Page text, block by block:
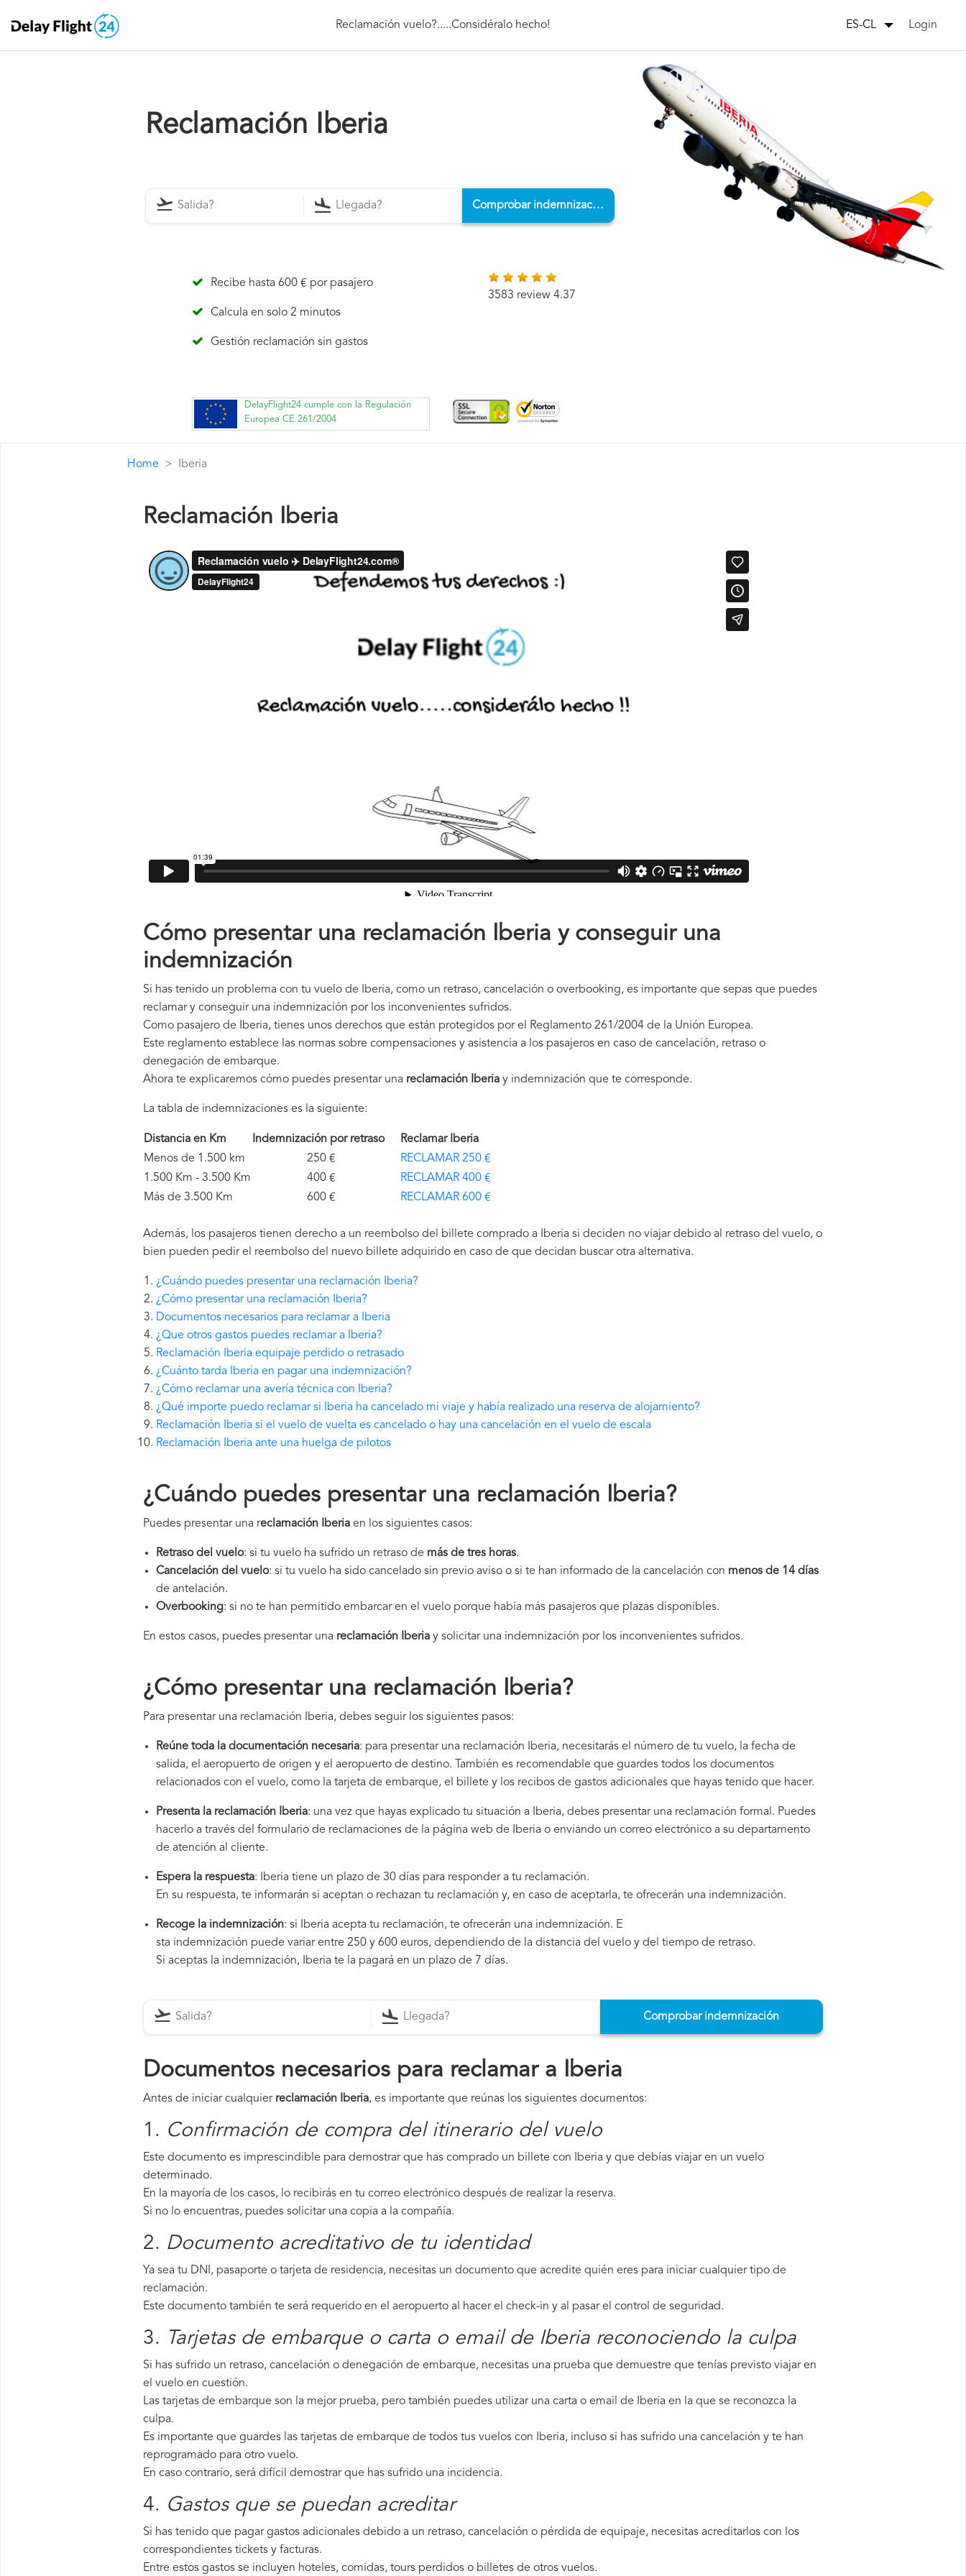
Reclamación vuelo?.....Considéralo hecho! ES-CL Login
Reclamación Iberia
Comprobar indemnización
Recibe hasta 600 € por pasajero
Calcula en solo 2 minutos
Gestión reclamación sin gastos
3583 review 4.37
DelayFlight24 cumple con la Regulación
Europea CE 261/2004
Home Iberia
Reclamación Iberia
Cómo presentar una reclamación Iberia y conseguir una
indemnización
Si has tenido un problema con tu vuelo de Iberia, como un retraso, cancelación o overbooking, es importante que sepas que puedes
reclamar y conseguir una indemnización por los inconvenientes sufridos.
Como pasajero de Iberia, tienes unos derechos que están protegidos por el Reglamento 261/2004 de la Unión Europea.
Este reglamento establece las normas sobre compensaciones y asistencia a los pasajeros en caso de cancelación, retraso o
denegación de embarque.
Ahora te explicaremos cómo puedes presentar una reclamación Iberia y indemnización que te corresponde.
La tabla de indemnizaciones es la siguiente:
Distancia en Km Indemnización por retraso
Reclamar Iberia
Menos de 1.500 km
250 €
RECLAMAR 250 €
1.500 Km - 3.500 Km
400 €
RECLAMAR 400 €
Más de 3.500 Km
600 € RECLAMAR 600 €
Además, los pasajeros tienen derecho a un reembolso del billete comprado a Iberia si deciden no viajar debido al retraso del vuelo, o
bien pueden pedir el reembolso del nuevo billete adquirido en caso de que decidan buscar otra alternativa.
¿Cuándo puedes presentar una reclamación Iberia?
¿Cómo presentar una reclamación Iberia?
Documentos necesarios para reclamar a Iberia
¿Que otros gastos puedes reclamar a Iberia?
Reclamación Iberia equipaje perdido o retrasado
¿Cuánto tarda Iberia en pagar una indemnización?
¿Cómo reclamar una avería técnica con Iberia?
¿Qué importe puedo reclamar si Iberia ha cancelado mi viaje y había realizado una reserva de alojamiento?
Reclamación Iberia si el vuelo de vuelta es cancelado o hay una cancelación en el vuelo de escala
Reclamación Iberia ante una huelga de pilotos
¿Cuándo puedes presentar una reclamación Iberia?
Puedes presentar una reclamación Iberia en los siguientes casos:
Retraso del vuelo: si tu vuelo ha sufrido un retraso de más de tres horas.
Cancelación del vuelo: si tu vuelo ha sido cancelado sin previo aviso o si te han informado de la cancelación con menos de 14 días
de antelación.
Overbooking: si no te han permitido embarcar en el vuelo porque había más pasajeros que plazas disponibles.
En estos casos, puedes presentar una reclamación Iberia​ y solicitar una indemnización por los inconvenientes sufridos.
¿Cómo presentar una reclamación Iberia?
Para presentar una reclamación Iberia, debes seguir los siguientes pasos:
Reúne toda la documentación necesaria: para presentar una reclamación Iberia, necesitarás el número de tu vuelo, la fecha de
salida, el aeropuerto de origen y el aeropuerto de destino. También es recomendable que guardes todos los documentos
relacionados con el vuelo, como la tarjeta de embarque, el billete y los recibos de gastos adicionales que hayas tenido que hacer.
Presenta la reclamación Iberia: una vez que hayas explicado tu situación a Iberia, debes presentar una reclamación formal. Puedes
hacerlo a través del formulario de reclamaciones de la página web de Iberia o enviando un correo electrónico a su departamento
de atención al cliente.
Espera la respuesta: Iberia tiene un plazo de 30 días para responder a tu reclamación.
En su respuesta, te informarán si aceptan o rechazan tu reclamación y, en caso de aceptarla, te ofrecerán una indemnización.
Recoge la indemnización: si Iberia acepta tu reclamación, te ofrecerán una indemnización. E
sta indemnización puede variar entre 250 y 600 euros, dependiendo de la distancia del vuelo y del tiempo de retraso.
Si aceptas la indemnización, Iberia te la pagará en un plazo de 7 días.
Comprobar indemnización
Documentos necesarios para reclamar a Iberia
Antes de iniciar cualquier reclamación Iberia, es importante que reúnas los siguientes documentos:
1. Confirmación de compra del itinerario del vuelo
Este documento es imprescindible para demostrar que has comprado un billete con Iberia y que debías viajar en un vuelo
determinado.
En la mayoría de los casos, lo recibirás en tu correo electrónico después de realizar la reserva.
Si no lo encuentras, puedes solicitar una copia a la compañía.
2. Documento acreditativo de tu identidad
Ya sea tu DNI, pasaporte o tarjeta de residencia, necesitas un documento que acredite quién eres para iniciar cualquier tipo de
reclamación.
Este documento también te será requerido en el aeropuerto al hacer el check-in y al pasar el control de seguridad.
3. Tarjetas de embarque o carta o email de Iberia reconociendo la culpa
Si has sufrido un retraso, cancelación o denegación de embarque, necesitas una prueba que demuestre que tenías previsto viajar en
el vuelo en cuestión.
Las tarjetas de embarque son la mejor prueba, pero también puedes utilizar una carta o email de Iberia en la que se reconozca la
culpa.
Es importante que guardes las tarjetas de embarque de todos tus vuelos con Iberia, incluso si has sufrido una cancelación y te han
reprogramado para otro vuelo.
En caso contrario, será difícil demostrar que has sufrido una incidencia.
4. Gastos que se puedan acreditar
Si has tenido que pagar gastos adicionales debido a un retraso, cancelación o pérdida de equipaje, necesitas acreditarlos con los
correspondientes tickets y facturas.
Entre estos gastos se incluyen hoteles, comidas, tours perdidos o billetes de otros vuelos.